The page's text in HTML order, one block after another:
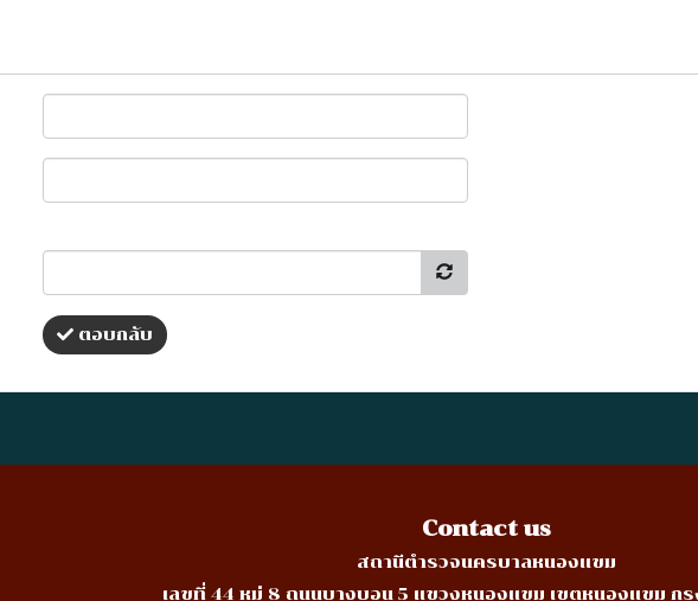
ตอบกลับ
Contact us
สถานีตำรวจนครบาลหนองแขม
เลขที่ 44 หมู่ 8 ถนนบางบอน 5 แขวงหนองแขม เขตหนองแขม กรุ